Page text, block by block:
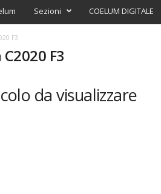
m
t
Sezioni COELUM DIGITALE
F3
F3
da visualizzare